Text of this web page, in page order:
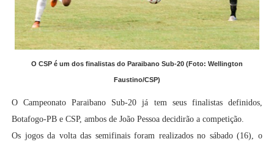
O CSP é um dos finalistas do Paraibano Sub-20 (Foto: Wellington
Faustino/CSP)
O Campeonato Paraibano Sub-20 já tem seus finalistas definidos,
Botafogo-PB e CSP, ambos de João Pessoa decidirão a competição.
Os jogos da volta das semifinais foram realizados no sábado (16), o